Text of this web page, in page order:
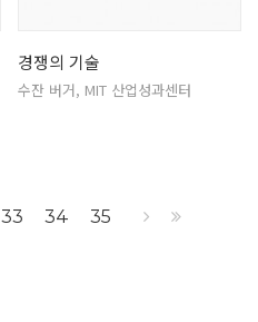
경쟁의 기술
수잔 버거, MIT 산업성과센터
33 34 35